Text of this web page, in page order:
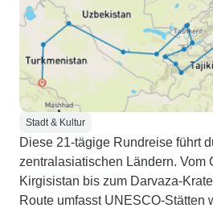
Stadt & Kultur
Diese 21-tägige Rundreise führt
zentralasiatischen Ländern. Vom
Kirgisistan bis zum Darvaza-
Route umfasst UNESCO-Stätten